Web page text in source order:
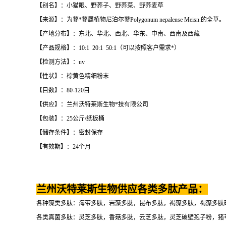
【别名】：小猫眼、野荞子、野荞菜、野荞麦草
【来源】：为蓼*蓼属植物尼泊尔蓼Polygonum nepalense Meisn.的全草。
【产地分布】：东北、华北、西北、华东、中南、西南及西藏
【产品规格】：10:1 20:1 50:1（可以按照客户需求*）
【检测方法】：uv
【性状】：棕黄色精细粉末
【目数】：80-120目
【供应】：兰州沃特莱斯生物*技有限公司
【包装】：25公斤/纸板桶
【储存条件】：密封保存
【有效期】：24个月
兰州沃特莱斯生物供应各类多肽产品：
各种藻类多肽：海带多肽，岩藻多肽，昆布多肽，褐藻多肽，褐藻多肽
各类真菌多肽：灵芝多肽，香菇多肽，云芝多肽，灵芝破壁孢子粉，